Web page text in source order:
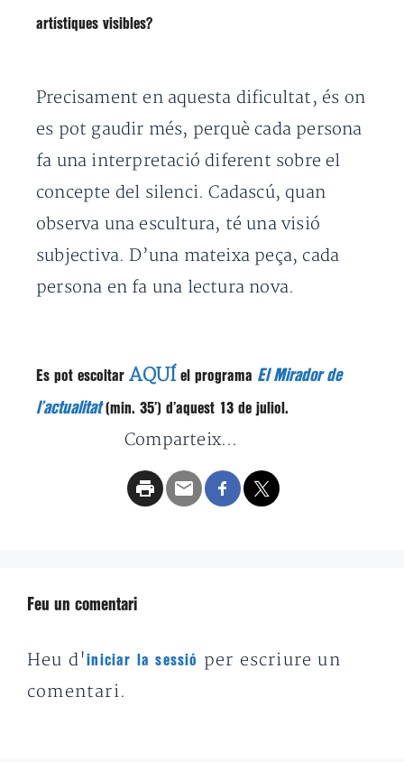
artístiques visibles?
Precisament en aquesta dificultat, és on
es pot gaudir més, perquè cada persona
fa una interpretació diferent sobre el
concepte del silenci. Cadascú, quan
observa una escultura, té una visió
subjectiva. D’una mateixa peça, cada
persona en fa una lectura nova.
Es pot escoltar AQUÍ el programa El Mirador de
l’actualitat(min. 35′) d’aquest 13 de juliol.
Comparteix...
Feu un comentari
Heu d'iniciar la sessió
per escriure un
comentari.